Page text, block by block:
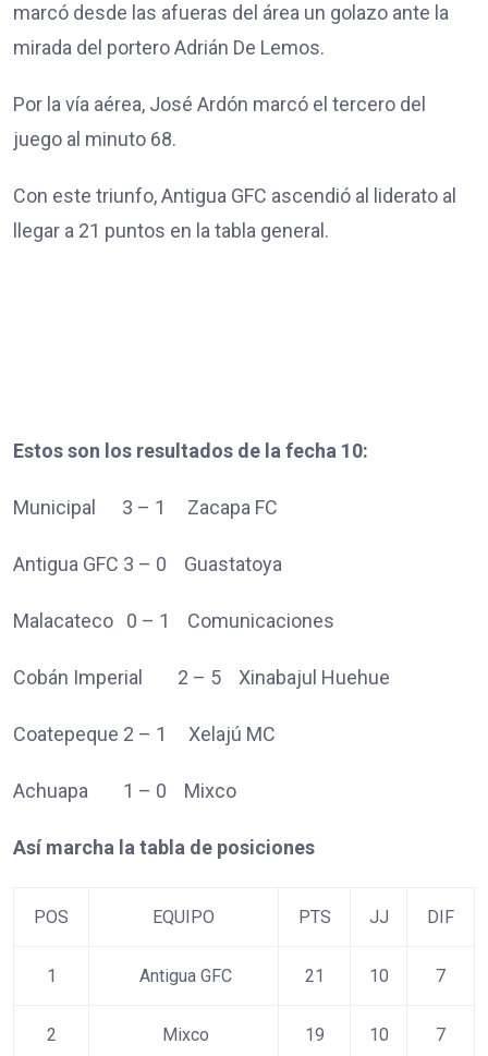
marcó desde las afueras del área un golazo ante la
mirada del portero Adrián De Lemos.
Por la vía aérea, José Ardón marcó el tercero del
juego al minuto 68.
Con este triunfo, Antigua GFC ascendió al liderato al
llegar a 21 puntos en la tabla general.
Estos son los resultados de la fecha 10:
Municipal 3 – 1 Zacapa FC
Antigua GFC 3 – 0 Guastatoya
Malacateco 0 – 1 Comunicaciones
Cobán Imperial 2 – 5 Xinabajul Huehue
Coatepeque 2 – 1 Xelajú MC
Achuapa 1 – 0 Mixco
Así marcha la tabla de posiciones
POS EQUIPO PTS JJ DIF
1 Antigua GFC 21 10 7
2 Mixco 19 10 7